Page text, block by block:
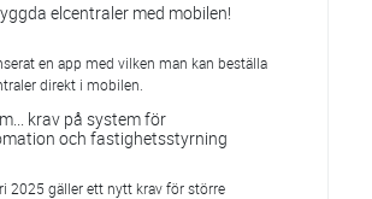
elcentraler med mobilen!
en app med vilken man kan beställa
direkt i mobilen.
krav på system för
och fastighetsstyrning
2025 gäller ett nytt krav för större